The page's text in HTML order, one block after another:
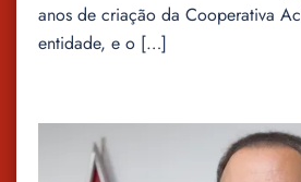
anos de criação da Cooperativa
entidade, e o […]